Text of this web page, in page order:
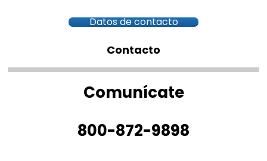
Datos de contacto
Contacto
Comunícate
800-872-9898